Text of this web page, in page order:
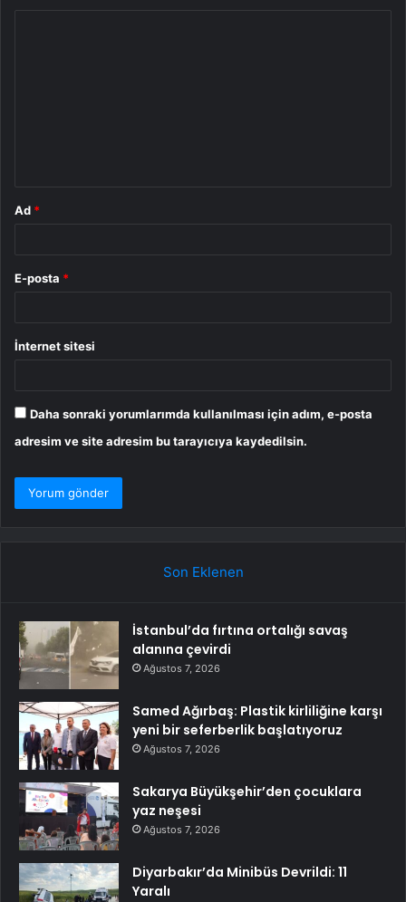
Ad *
E-posta *
İnternet sitesi
Daha sonraki yorumlarımda kullanılması için adım, e-posta
adresim ve site adresim bu tarayıcıya kaydedilsin.
Son Eklenen
İstanbul’da fırtına ortalığı savaş
alanına çevirdi
Ağustos 7, 2026
Samed Ağırbaş: Plastik kirliliğine karşı
yeni bir seferberlik başlatıyoruz
Ağustos 7, 2026
Sakarya Büyükşehir’den çocuklara
yaz neşesi
Ağustos 7, 2026
Diyarbakır’da Minibüs Devrildi: 11
Yaralı